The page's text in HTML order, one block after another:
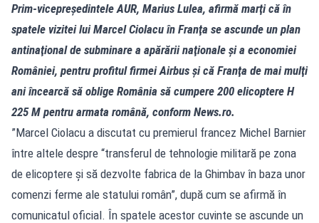
Prim-vicepreședintele AUR, Marius Lulea, afirmă marţi că în
spatele vizitei lui Marcel Ciolacu în Franţa se ascunde un plan
antinaţional de subminare a apărării naţionale şi a economiei
României, pentru profitul firmei Airbus şi că Franţa de mai mulţi
ani încearcă să oblige România să cumpere 200 elicoptere H
225 M pentru armata română, conform News.ro.
”Marcel Ciolacu a discutat cu premierul francez Michel Barnier
între altele despre “transferul de tehnologie militară pe zona
de elicoptere şi să dezvolte fabrica de la Ghimbav în baza unor
comenzi ferme ale statului român”, după cum se afirmă în
comunicatul oficial. În spatele acestor cuvinte se ascunde un